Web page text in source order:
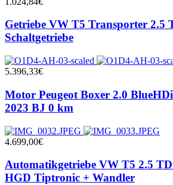
Getriebe VW T5 Transporter 2.5
Schaltgetriebe
5.396,33€
Motor Peugeot Boxer 2.0
2023 BJ 0 km
4.699,00€
Automatikgetriebe VW T5 2.5
HGD Tiptronic + Wandler